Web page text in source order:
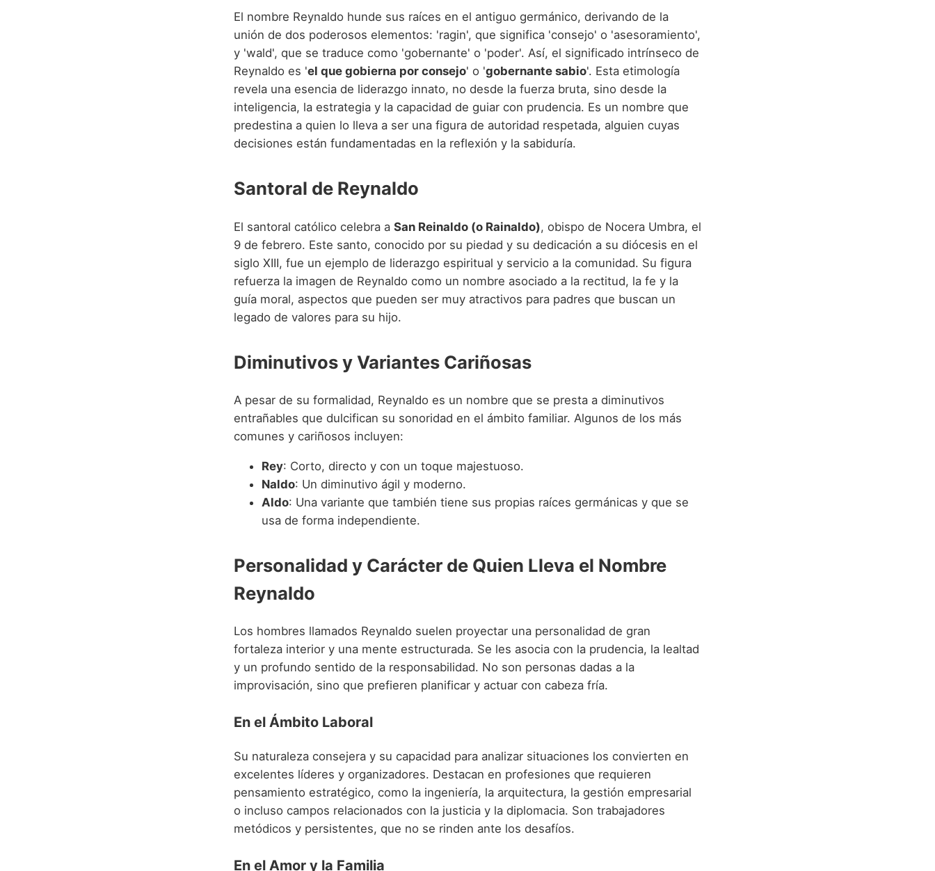
El nombre Reynaldo hunde sus raíces en el antiguo germánico, derivando de la
unión de dos poderosos elementos: 'ragin', que significa 'consejo' o 'asesoramiento',
y 'wald', que se traduce como 'gobernante' o 'poder'. Así, el significado intrínseco de
Reynaldo es 'el que gobierna por consejo' o 'gobernante sabio'. Esta etimología
revela una esencia de liderazgo innato, no desde la fuerza bruta, sino desde la
inteligencia, la estrategia y la capacidad de guiar con prudencia. Es un nombre que
predestina a quien lo lleva a ser una figura de autoridad respetada, alguien cuyas
decisiones están fundamentadas en la reflexión y la sabiduría.
Santoral de Reynaldo
El santoral católico celebra a San Reinaldo (o Rainaldo), obispo de Nocera Umbra, el
9 de febrero. Este santo, conocido por su piedad y su dedicación a su diócesis en el
siglo XIII, fue un ejemplo de liderazgo espiritual y servicio a la comunidad. Su figura
refuerza la imagen de Reynaldo como un nombre asociado a la rectitud, la fe y la
guía moral, aspectos que pueden ser muy atractivos para padres que buscan un
legado de valores para su hijo.
Diminutivos y Variantes Cariñosas
A pesar de su formalidad, Reynaldo es un nombre que se presta a diminutivos
entrañables que dulcifican su sonoridad en el ámbito familiar. Algunos de los más
comunes y cariñosos incluyen:
Rey: Corto, directo y con un toque majestuoso.
Naldo: Un diminutivo ágil y moderno.
Aldo: Una variante que también tiene sus propias raíces germánicas y que se
usa de forma independiente.
Personalidad y Carácter de Quien Lleva el Nombre
Reynaldo
Los hombres llamados Reynaldo suelen proyectar una personalidad de gran
fortaleza interior y una mente estructurada. Se les asocia con la prudencia, la lealtad
y un profundo sentido de la responsabilidad. No son personas dadas a la
improvisación, sino que prefieren planificar y actuar con cabeza fría.
En el Ámbito Laboral
Su naturaleza consejera y su capacidad para analizar situaciones los convierten en
excelentes líderes y organizadores. Destacan en profesiones que requieren
pensamiento estratégico, como la ingeniería, la arquitectura, la gestión empresarial
o incluso campos relacionados con la justicia y la diplomacia. Son trabajadores
metódicos y persistentes, que no se rinden ante los desafíos.
En el Amor y la Familia